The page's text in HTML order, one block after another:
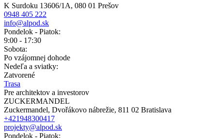
K Surdoku 13606/1A, 080 01 Prešov
0948 405 222
info@alpod.sk
Pondelok - Piatok:
9:00 - 17:30
Sobota:
Po vzájomnej dohode
Nedeľa a sviatky:
Zatvorené
Trasa
Pre architektov a investorov
ZUCKERMANDEL
Zuckermandel, Dvořákovo nábrežie, 811 02 Bratislava
+421948300417
projekty@alpod.sk
Pondelok - Piatok: